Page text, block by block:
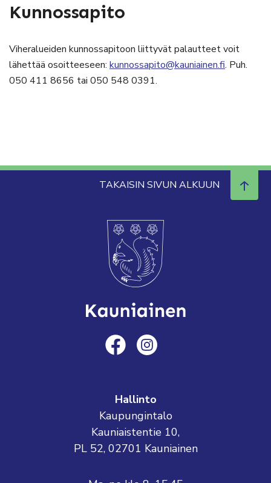
Kunnossapito
Viheralueiden kunnossapitoon liittyvät palautteet voit
lähettää osoitteeseen: kunnossapito@kauniainen.fi. Puh.
050 411 8656 tai 050 548 0391.
TAKAISIN SIVUN ALKUUN
Hallinto
Kaupungintalo
Kauniaistentie 10,
PL 52, 02701 Kauniainen